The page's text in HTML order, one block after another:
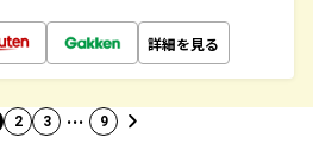
詳細を見る
2 3 … 9